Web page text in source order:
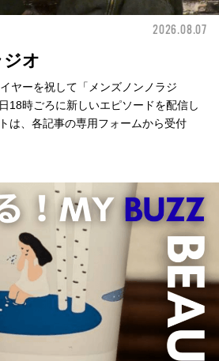
2026.08.07
オ
ヤーを祝して「メンズノンノラジ
時ごろに新しいエピソードを配信し
は、各記事の専用フォームから受付